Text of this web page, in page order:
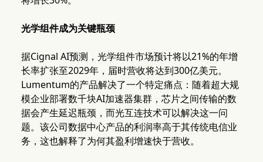
光学组件成为关键瓶颈
据Cignal AI预测，光学组件市场预计将以21%的年增
长率扩张至2029年，届时营收将达到300亿美元。
Lumentum的产品解决了一个特定痛点：随着超大规
模企业部署数千块AI加速器集群，芯片之间传输的数
据会产生延迟瓶颈，而光互连技术可以解决这一问
题。该公司数据中心产品的利润率高于其传统电信业
务，这也解释了为何其盈利增速快于营收。